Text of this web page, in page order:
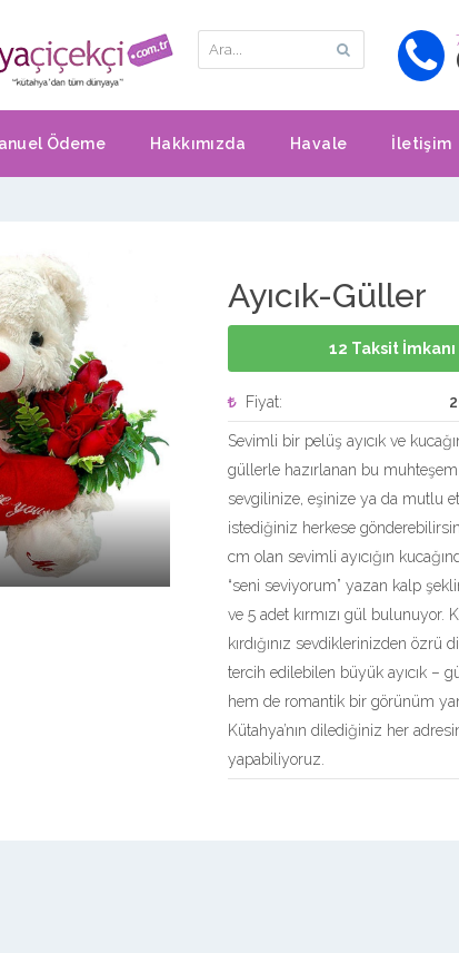
Ödeme Hakkımızda Havale İletişim
Ayıcık-Güller
12 Taksit İmkanı
Fiyat:
Sevimli bir pelüş ayıcık ve
güllerle hazırlanan bu muhteşem
sevgilinize, eşinize ya da mutlu
istediğiniz herkese
cm olan sevimli ayıcığın
“seni seviyorum” yazan kalp
ve 5 adet kırmızı gül bulunuyor.
kırdığınız sevdiklerinizden özrü
tercih edilebilen büyük ayıcık –
hem de romantik bir görünüm
Kütahya’nın dilediğiniz her
yapabiliyoruz.